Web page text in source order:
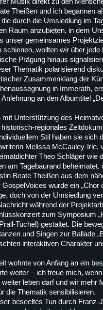
Theißen und ich begannen
durch die Umsiedlung im
Raum anzubieten, in dem
unser gemeinsames
wollten wir über jede
Prägung hinaus
Thematik polarisierend
Zusammenklang der
in Immerath,
an den Albumtitel
Unterstützung des
regionales
Stil haben sie sich
Melissa McCauley-Irle,
Theo Schläger wie
am Tagebaurand beheimatet,
Beate Theißen aus dem
wurde ein „Chor
doch von der Umsiedlung
während der
zum Symposium
Tuchel) gestaltet. Die
und Singen zur Ballade
interaktiven Charakter
wohnte von Anfang an ein
weiter – ich freue mich,
leben darf und wir mehr
die Thematik sensibilisieren.
beseeltes Tun durch Franz-